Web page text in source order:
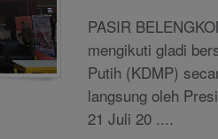
PASIR
mengikuti gladi
Putih (KDMP)
langsung oleh
21 Juli 20 ....